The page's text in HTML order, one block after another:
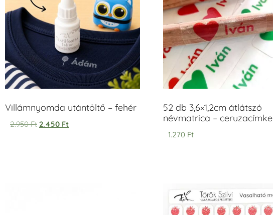
Villámnyomda utántöltő – fehér
2.950Ft 2.450 Ft
52 db 3,6×1,2cm átlátszó
névmatrica – ceruzacímke
1.270 Ft